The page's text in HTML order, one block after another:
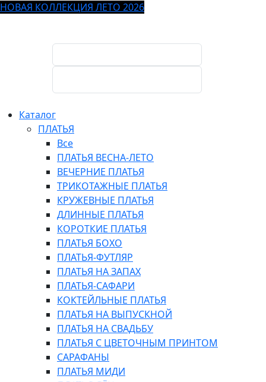
НОВАЯ КОЛЛЕКЦИЯ ЛЕТО 2026
Каталог
ПЛАТЬЯ
Все
ПЛАТЬЯ ВЕСНА-ЛЕТО
ВЕЧЕРНИЕ ПЛАТЬЯ
ТРИКОТАЖНЫЕ ПЛАТЬЯ
КРУЖЕВНЫЕ ПЛАТЬЯ
ДЛИННЫЕ ПЛАТЬЯ
КОРОТКИЕ ПЛАТЬЯ
ПЛАТЬЯ БОХО
ПЛАТЬЯ-ФУТЛЯР
ПЛАТЬЯ НА ЗАПАХ
ПЛАТЬЯ-САФАРИ
КОКТЕЙЛЬНЫЕ ПЛАТЬЯ
ПЛАТЬЯ НА ВЫПУСКНОЙ
ПЛАТЬЯ НА СВАДЬБУ
ПЛАТЬЯ С ЦВЕТОЧНЫМ ПРИНТОМ
САРАФАНЫ
ПЛАТЬЯ МИДИ